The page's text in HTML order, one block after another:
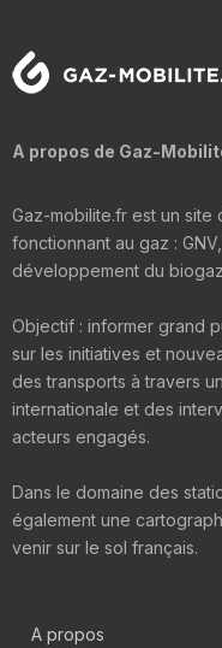
A propos de Gaz-
Gaz-mobilite.fr est un
fonctionnant au gaz :
développement du
Objectif : informer grand
sur les initiatives et
des transports à travers
internationale et des
acteurs engagés.
Dans le domaine des
également une
venir sur le sol français.
A propos